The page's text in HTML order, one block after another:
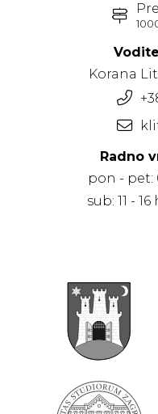
Korana
Radno
pon - pet:
sub: 11 -